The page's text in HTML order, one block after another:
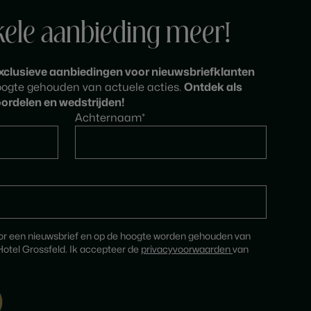
aanbieding meer!
aanbiedingen voor nieuwsbriefklanten
gehouden van actuele acties. Ontdek als
en wedstrijden!
Achternaam*
een nieuwsbrief en op de hoogte worden gehouden van
Grossfeld. Ik accepteer de privacyvoorwaarden van